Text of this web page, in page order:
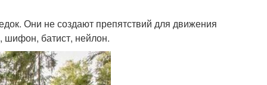
Они не создают препятствий для движения
шифон, батист, нейлон.